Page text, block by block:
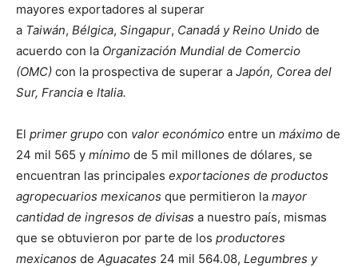
mayores exportadores al superar
a Taiwán, Bélgica, Singapur, Canadá y Reino Unido de
acuerdo con la Organización Mundial de Comercio
(OMC) con la prospectiva de superar a Japón, Corea del
Sur, Francia e Italia.
El primer grupo con valor económico entre un máximo de
24 mil 565 y mínimo de 5 mil millones de dólares, se
encuentran las principales exportaciones de productos
agropecuarios mexicanos que permitieron la mayor
cantidad de ingresos de divisas a nuestro país, mismas
que se obtuvieron por parte de los productores
mexicanos de Aguacates 24 mil 564.08, Legumbres y